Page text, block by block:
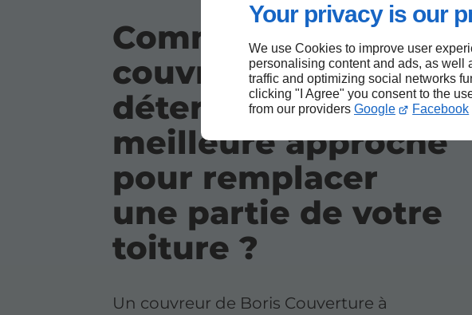
Your privacy is our
We use Cookies to improve user
personalising content and ads, as well
traffic and optimizing social networks
clicking "I Agree" you consent to the
from our providers Google Facebook
Comment un
couvreur
détermine-t-il la
meilleure approche
pour remplacer
une partie de votre
toiture ?
Un couvreur de Boris Couverture à